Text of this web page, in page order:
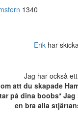
1340
Erik har
Jag har också
att du skapade
på dina boobs*
en bra alla